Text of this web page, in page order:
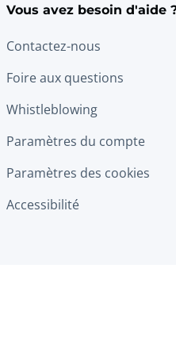
Vous avez besoin d'aide
Contactez-nous
Foire aux questions
Whistleblowing
Paramètres du compte
Paramètres des cookies
Accessibilité